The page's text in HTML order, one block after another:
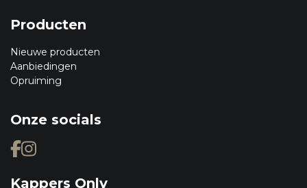
Producten
Nieuwe producten
Aanbiedingen
Opruiming
Onze socials
Kappers Only